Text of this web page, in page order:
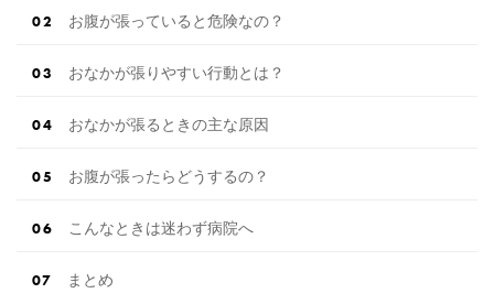
お腹が張っていると危険なの？
おなかが張りやすい行動とは？
おなかが張るときの主な原因
お腹が張ったらどうするの？
こんなときは迷わず病院へ
まとめ